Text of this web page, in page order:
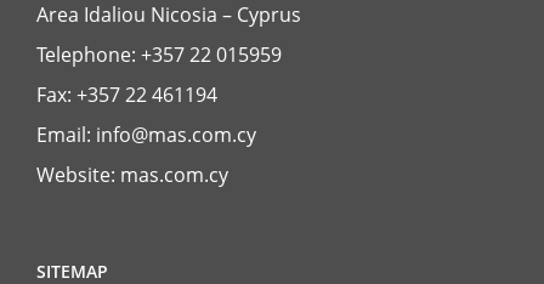
Area Idaliou Nicosia – Cyprus
Telephone: +357 22 015959
Fax: +357 22 461194
Email: info@mas.com.cy
Website: mas.com.cy
SITEMAP